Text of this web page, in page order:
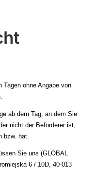
Tagen ohne Angabe von
ab dem Tag, an dem Sie
nicht der Beförderer ist,
bzw. hat.
Sie uns (GLOBAL
6 / 10D, 40-013